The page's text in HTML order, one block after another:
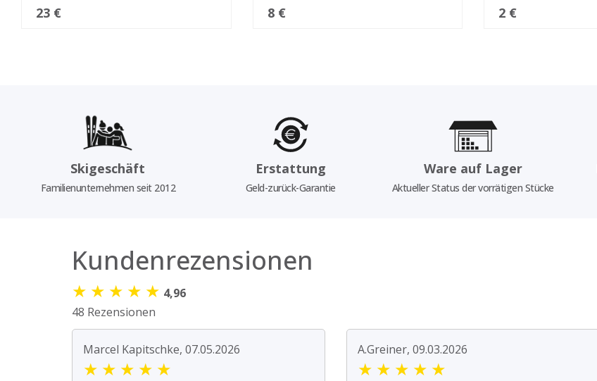
23 € 8 € 2 €
Skigeschäft
Familienunternehmen seit 2012
Erstattung
Geld-zurück-Garantie
Ware auf Lager
Aktueller Status der vorrätigen Stücke
Kundenrezensionen
★ ★ ★ ★ ★ 4,96
48 Rezensionen
Marcel Kapitschke, 07.05.2026
★ ★ ★ ★ ★
A.Greiner, 09.03.2026
★ ★ ★ ★ ★